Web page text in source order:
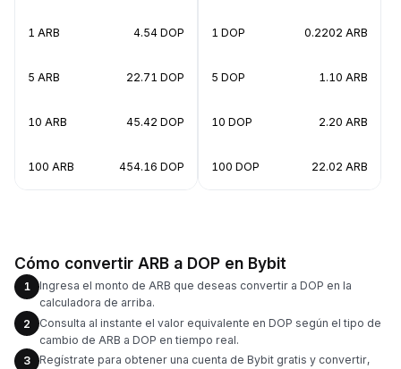
1 ARB 4.54 DOP
5 ARB 22.71 DOP
10 ARB 45.42 DOP
100 ARB 454.16 DOP
1 DOP 0.2202 ARB
5 DOP 1.10 ARB
10 DOP 2.20 ARB
100 DOP 22.02 ARB
Cómo convertir ARB a DOP en Bybit
1
Ingresa el monto de ARB que deseas convertir a DOP en la
calculadora de arriba.
2
Consulta al instante el valor equivalente en DOP según el tipo de
cambio de ARB a DOP en tiempo real.
3
Regístrate para obtener una cuenta de Bybit gratis y convertir,